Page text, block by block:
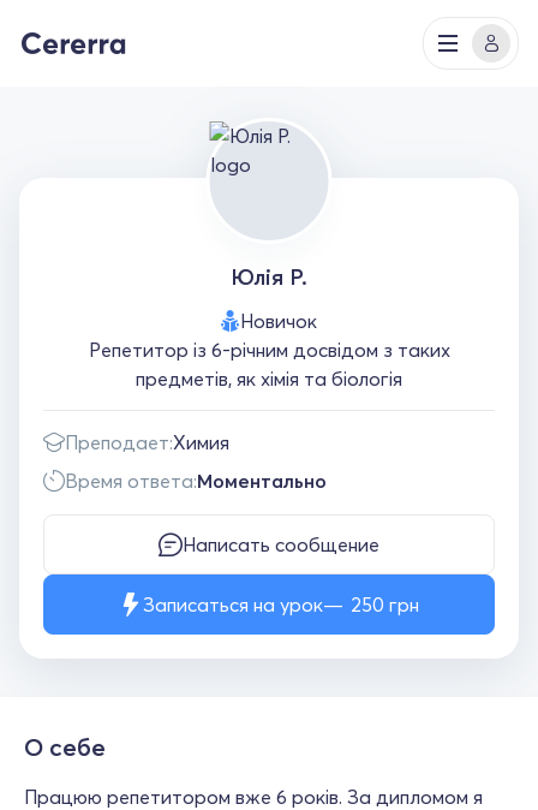
Юлія Р.
Новичок
Репетитор із 6-річним досвідом з таких
предметів, як хімія та біологія
Преподает:Химия
Время ответа:Моментально
Написать сообщение
Записаться на урок 250 грн
О себе
Працюю репетитором вже 6 років. За дипломом я